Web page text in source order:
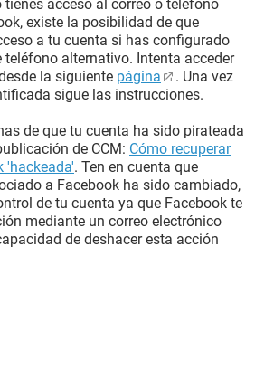
tienes acceso al correo o teléfono
existe la posibilidad de que
a tu cuenta si has configurado
teléfono alternativo. Intenta acceder
la siguiente página
. Una vez
sigue las instrucciones.
de que tu cuenta ha sido pirateada
de CCM: Cómo recuperar
'hackeada'. Ten en cuenta que
a Facebook ha sido cambiado,
de tu cuenta ya que Facebook te
mediante un correo electrónico
de deshacer esta acción